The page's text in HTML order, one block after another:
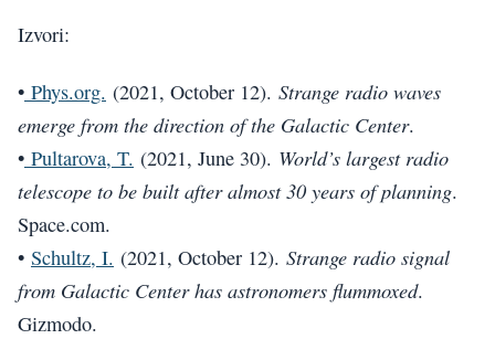
Izvori:
• Phys.org. (2021, October 12). Strange radio waves
emerge from the direction of the Galactic Center.
• Pultarova, T. (2021, June 30). World’s largest radio
telescope to be built after almost 30 years of planning.
Space.com.
• Schultz, I. (2021, October 12). Strange radio signal
from Galactic Center has astronomers flummoxed.
Gizmodo.